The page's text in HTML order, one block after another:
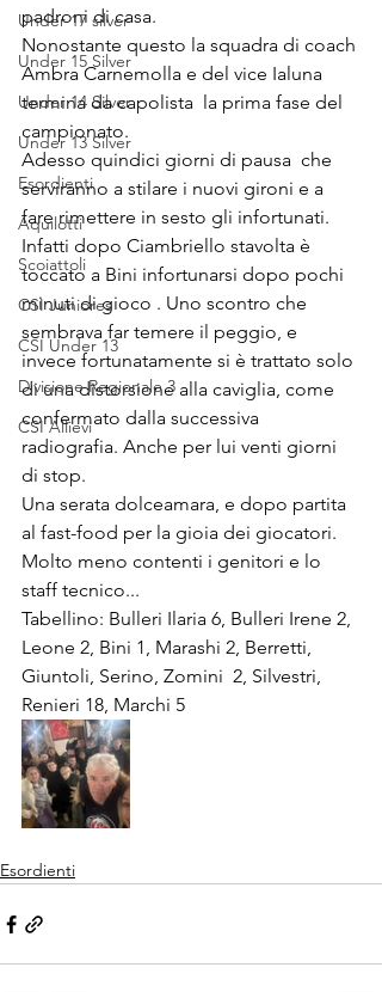
Under 17 silver
Under 15 Silver
Under 14 Silver
Under 13 Silver
Esordienti
Aquilotti
Scoiattoli
CSI Juniores
CSI Under 13
Divisione Regionale 3
CSI Allievi
padroni di casa.
Nonostante questo la squadra di coach
Ambra Carnemolla e del vice Ialuna
termina da capolista  la prima fase del
campionato.
Adesso quindici giorni di pausa  che
serviranno a stilare i nuovi gironi e a
fare rimettere in sesto gli infortunati.
Infatti dopo Ciambriello stavolta è
toccato a Bini infortunarsi dopo pochi
minuti di gioco . Uno scontro che
sembrava far temere il peggio, e
invece fortunatamente si è trattato solo
di una distorsione alla caviglia, come
confermato dalla successiva
radiografia. Anche per lui venti giorni
di stop.
Una serata dolceamara, e dopo partita
al fast-food per la gioia dei giocatori.
Molto meno contenti i genitori e lo
staff tecnico...
Tabellino: Bulleri Ilaria 6, Bulleri Irene 2,
Leone 2, Bini 1, Marashi 2, Berretti,
Giuntoli, Serino, Zomini  2, Silvestri,
Renieri 18, Marchi 5
Esordienti